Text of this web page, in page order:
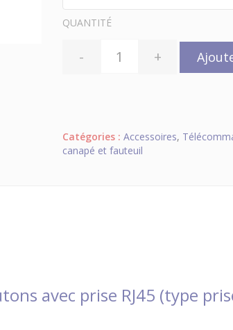
QUANTITÉ
- +
Catégories : Accessoires,
canapé et fauteuil
avec prise RJ45 (type